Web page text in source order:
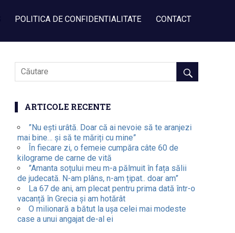
POLITICA DE CONFIDENTIALITATE CONTACT
ARTICOLE RECENTE
”Nu ești urâtă. Doar că ai nevoie să te aranjezi
mai bine… și să te măriți cu mine”
În fiecare zi, o femeie cumpăra câte 60 de
kilograme de carne de vită
”Amanta soțului meu m-a pălmuit în fața sălii
de judecată. N-am plâns, n-am țipat.. doar am”
La 67 de ani, am plecat pentru prima dată într-o
vacanță în Grecia și am hotărât
O milionară a bătut la ușa celei mai modeste
case a unui angajat de-al ei